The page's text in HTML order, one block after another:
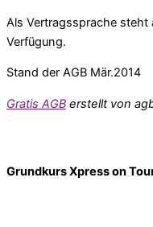
Als Vertragssprache steht
Verfügung.
Stand der AGB Mär.2014
Gratis AGB erstellt von
Grundkurs Xpress on